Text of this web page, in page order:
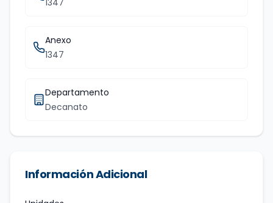
1347
Anexo
1347
Departamento
Decanato
Información Adicional